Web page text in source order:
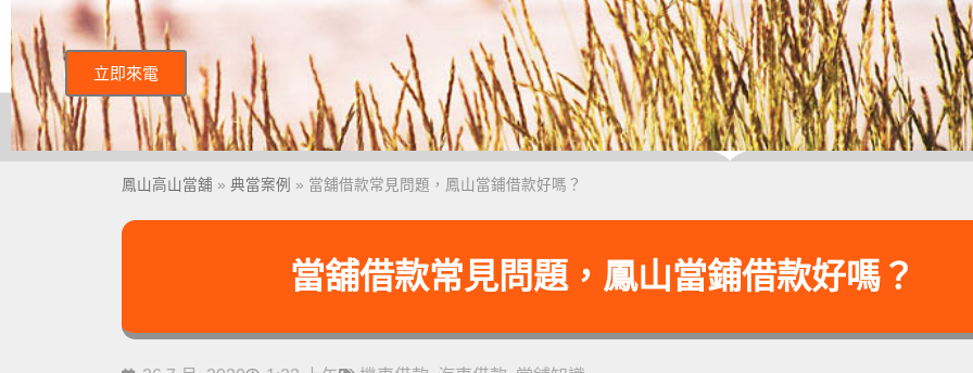
立即來電
鳳山高山當舖 » 典當案例 » 當舖借款常見問題，鳳山當鋪借款好嗎？
當舖借款常見問題，鳳山當鋪借款好嗎？